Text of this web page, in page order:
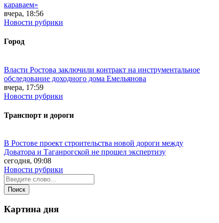
караваем»
вчера, 18:56
Новости рубрики
Город
Власти Ростова заключили контракт на инструментальное
обследование доходного дома Емельянова
вчера, 17:59
Новости рубрики
Транспорт и дороги
В Ростове проект строительства новой дороги между
Доватора и Таганрогской не прошел экспертизу
сегодня, 09:08
Новости рубрики
Картина дня